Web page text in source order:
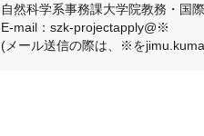
自然科学系事務課大学院教務・国
E-mail：szk-projectapply@※
(メール送信の際は、※を